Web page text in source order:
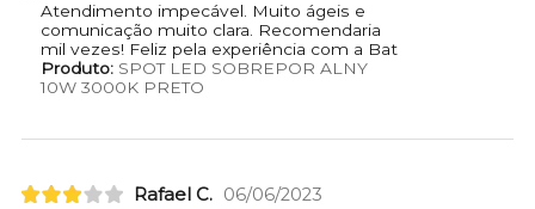
Atendimento impecável. Muito ágeis e
comunicação muito clara. Recomendaria
mil vezes! Feliz pela experiência com a Bat
Produto:SPOT LED SOBREPOR ALNY
10W 3000K PRETO
Rafael C. 06/06/2023